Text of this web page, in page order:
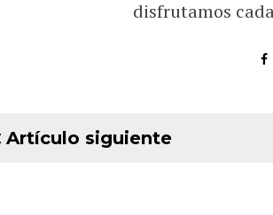
disfrutamos
Artículo siguiente